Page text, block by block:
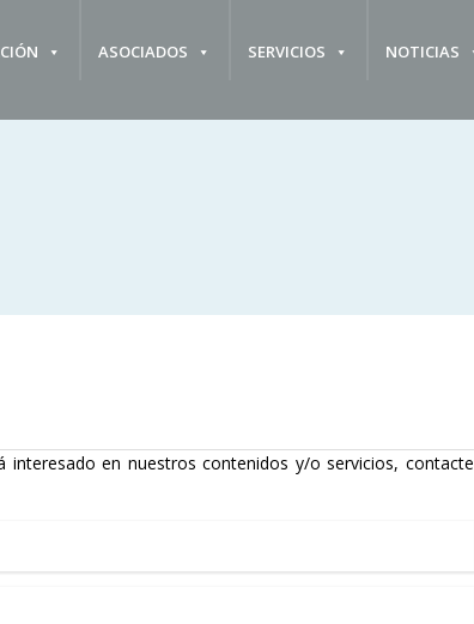
ASOCIADOS SERVICIOS NOTICIAS
en nuestros contenidos y/o servicios, contacte